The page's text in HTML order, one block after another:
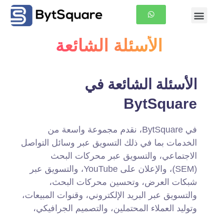
الأسئلة الشائعة
الأسئلة الشائعة في
BytSquare
في BytSquare، نقدم مجموعة واسعة من
الخدمات بما في ذلك التسويق عبر وسائل التواصل
الاجتماعي، والتسويق عبر محركات البحث
(SEM)، والإعلان على YouTube، والتسويق عبر
شبكات العرض، وتحسين محركات البحث،
والتسويق عبر البريد الإلكتروني، وقنوات المبيعات،
وتوليد العملاء المحتملين، والتصميم الجرافيكي،